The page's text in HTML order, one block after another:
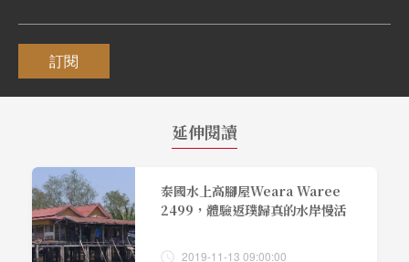
訂閱
延伸閱讀
泰國水上高腳屋Weara Waree
2499，體驗返璞歸真的水岸慢活
2019-11-13 09:00:00